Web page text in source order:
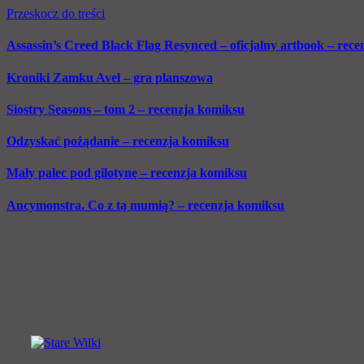
Przeskocz do treści
Assassin’s Creed Black Flag Resynced – oficjalny artbook –
Kroniki Zamku Avel – gra planszowa
Siostry Seasons – tom 2 – recenzja komiksu
Odzyskać pożądanie – recenzja komiksu
Mały palec pod gilotynę – recenzja komiksu
Ancymonstra. Co z tą mumią? – recenzja komiksu